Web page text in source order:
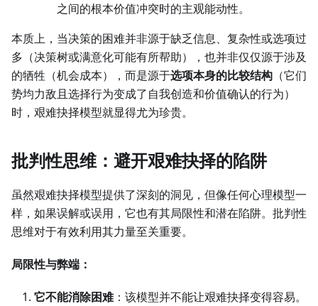
之间的根本价值冲突时的主观能动性。
本质上，当决策的困难并非源于缺乏信息、复杂性或选项过
多（决策树或满意化可能有所帮助），也并非仅仅源于涉及
的牺牲（机会成本），而是源于选项本身的比较结构 （它们
势均力敌且选择行为变成了自我创造和价值确认的行为）
时，艰难抉择模型就显得尤为珍贵。
批判性思维：避开艰难抉择的陷阱
虽然艰难抉择模型提供了深刻的洞见，但像任何心理模型一
样，如果误解或误用，它也有其局限性和潜在陷阱。批判性
思维对于有效利用其力量至关重要。
局限性与弊端：
它不能消除困难：该模型并不能让艰难抉择变得容易。